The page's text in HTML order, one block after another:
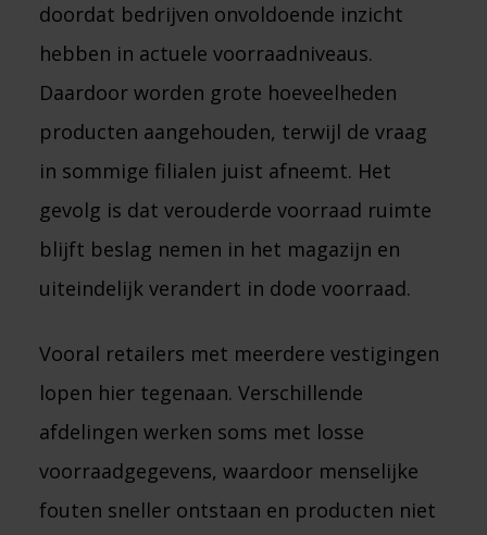
doordat bedrijven onvoldoende inzicht
hebben in actuele voorraadniveaus.
Daardoor worden grote hoeveelheden
producten aangehouden, terwijl de vraag
in sommige filialen juist afneemt. Het
gevolg is dat verouderde voorraad ruimte
blijft beslag nemen in het magazijn en
uiteindelijk verandert in dode voorraad.
Vooral retailers met meerdere vestigingen
lopen hier tegenaan. Verschillende
afdelingen werken soms met losse
voorraadgegevens, waardoor menselijke
fouten sneller ontstaan en producten niet